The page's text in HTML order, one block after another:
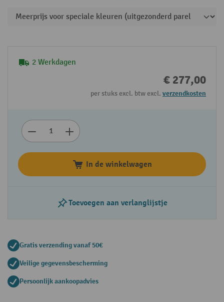
2 Werkdagen
€ 277,00
per stuks excl. btw excl. verzendkosten
In de winkelwagen
Toevoegen aan verlanglijstje
Gratis verzending vanaf 50€
Veilige gegevensbescherming
Persoonlijk aankoopadvies